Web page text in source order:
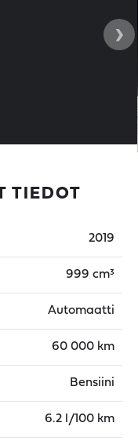
›
TIEDOT
2019
999 cm³
Automaatti
60 000 km
Bensiini
6.2 l/100 km